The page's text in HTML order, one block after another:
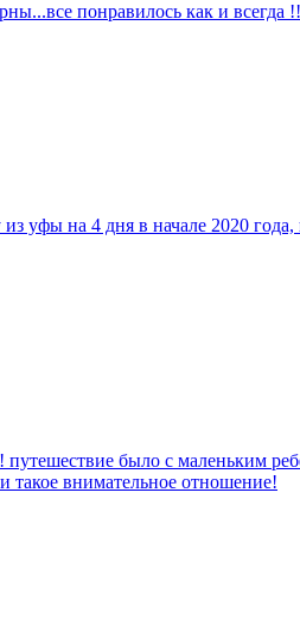
понравилось как и всегда
уфы на 4 дня в начале 2020
было с маленьким
такое внимательное отношение!